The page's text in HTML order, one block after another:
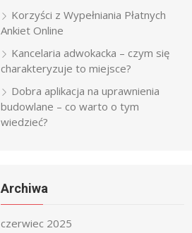
Korzyści z Wypełniania Płatnych
Ankiet Online
Kancelaria adwokacka – czym się
charakteryzuje to miejsce?
Dobra aplikacja na uprawnienia
budowlane – co warto o tym
wiedzieć?
Archiwa
czerwiec 2025